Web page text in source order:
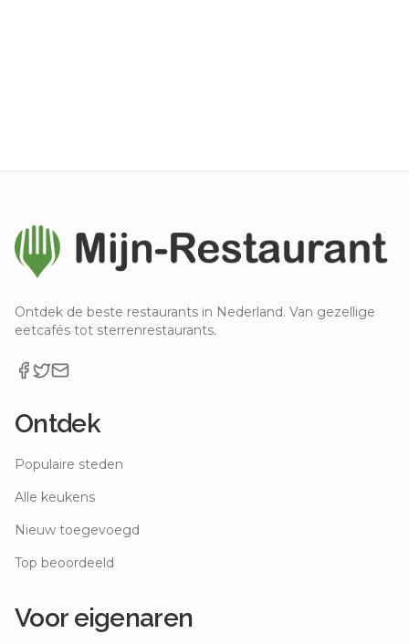
Ontdek de beste restaurants in Nederland. Van gezellige
eetcafés tot sterrenrestaurants.
Ontdek
Populaire steden
Alle keukens
Nieuw toegevoegd
Top beoordeeld
Voor eigenaren